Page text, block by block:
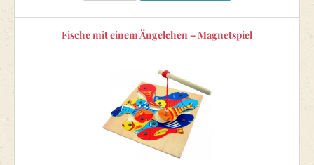
Klettergerüste, Schaukeln und Spielgeräte für das Kinderzimmer
Fische mit einem Ängelchen – Magnetspiel